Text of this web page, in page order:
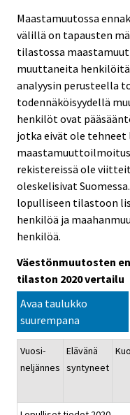
Maastamuutossa
välillä on tapausten
tilastossa
muuttaneita
analyysin perusteella
todennäköisyydellä
henkilöt ovat
jotka eivät ole tehneet
rekistereissä ole
oleskelisivat
lopulliseen tilastoon
henkilöä ja
henkilöä.
Väestönmuutosten
tilaston 2020 vertailu
Avaa taulukko
suurempana
Vuosi-
neljännes
Elävänä
syntyneet